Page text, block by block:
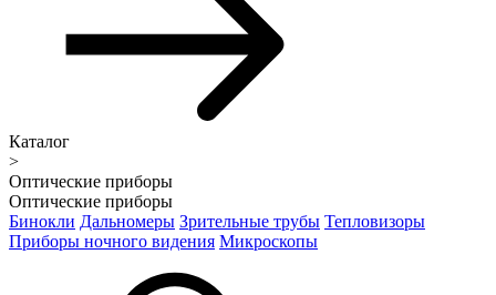
Каталог
>
Оптические приборы
Оптические приборы
Бинокли Дальномеры Зрительные трубы Тепловизоры
Приборы ночного видения Микроскопы